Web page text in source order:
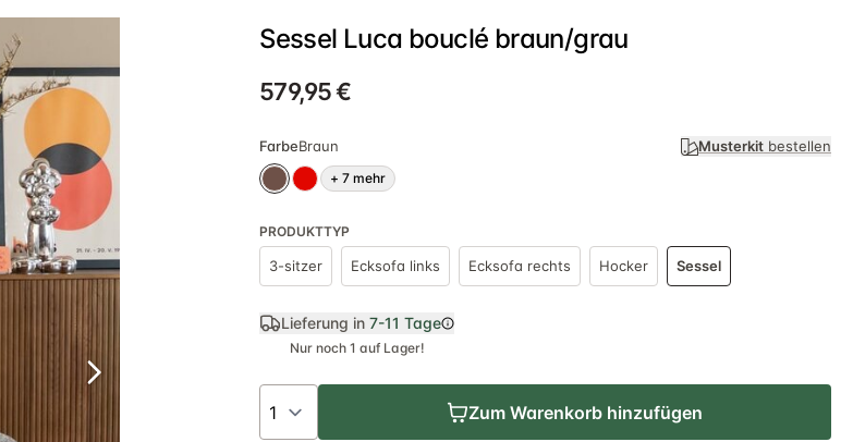
Sessel Luca bouclé braun/grau
579,95 €
FarbeBraun Musterkitbestellen
+7 mehr
PRODUKTTYP
3-sitzer Ecksofa links Ecksofa rechts Hocker Sessel
Lieferung in 7-11 Tage
Nur noch 1 auf Lager!
Zum Warenkorb hinzufügen